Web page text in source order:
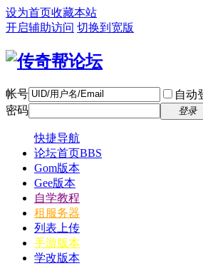
设为首页收藏本站
开启辅助访问 切换到宽版
帐号 自动
密码
登录
快捷导航
论坛首页BBS
Gom版本
Gee版本
自学教程
租服务器
列表上传
手游版本
学改版本